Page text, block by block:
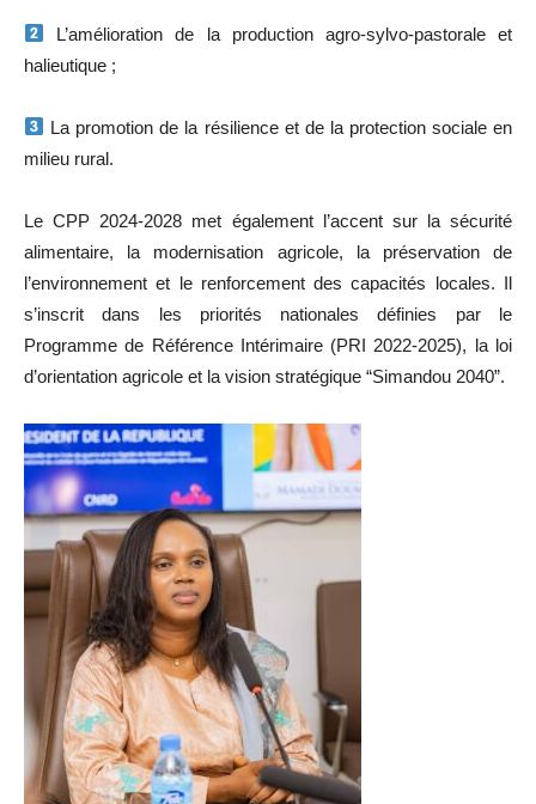
L’amélioration de la production agro-sylvo-pastorale et
halieutique ;
La promotion de la résilience et de la protection sociale en
milieu rural.
Le CPP 2024-2028 met également l’accent sur la sécurité
alimentaire, la modernisation agricole, la préservation de
l’environnement et le renforcement des capacités locales. Il
s’inscrit dans les priorités nationales définies par le
Programme de Référence Intérimaire (PRI 2022-2025), la loi
d’orientation agricole et la vision stratégique “Simandou 2040”.